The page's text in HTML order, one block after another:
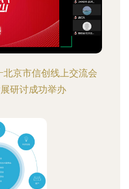
京市信创线上交流会
研讨成功举办